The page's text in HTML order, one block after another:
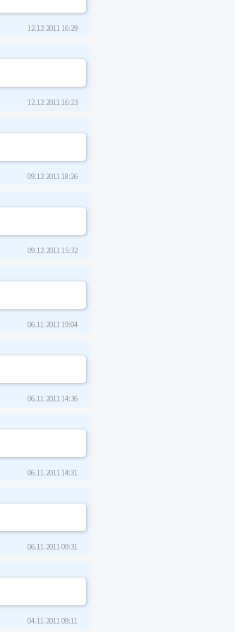
12.12.2011 16:29
12.12.2011 16:23
09.12.2011 18:26
09.12.2011 15:32
06.11.2011 19:04
06.11.2011 14:36
06.11.2011 14:31
06.11.2011 09:31
04.11.2011 09:11